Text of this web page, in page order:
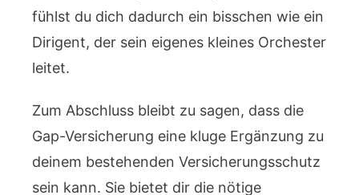
fühlst du dich dadurch ein bisschen wie ein
Dirigent, der sein eigenes kleines Orchester
leitet.
Zum Abschluss bleibt zu sagen, dass die
Gap-Versicherung eine kluge Ergänzung zu
deinem bestehenden Versicherungsschutz
sein kann. Sie bietet dir die nötige